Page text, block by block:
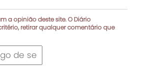
a opinião deste site. O Diário
retirar qualquer comentário que